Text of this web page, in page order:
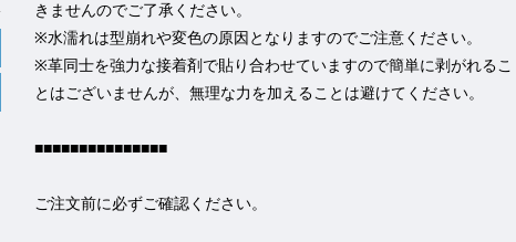
きませんのでご了承ください。
※水濡れは型崩れや変色の原因となりますのでご注意ください。
※革同士を強力な接着剤で貼り合わせていますので簡単に剥がれるこ
とはございませんが、無理な力を加えることは避けてください。
■■■■■■■■■■■■■■■
ご注文前に必ずご確認ください。